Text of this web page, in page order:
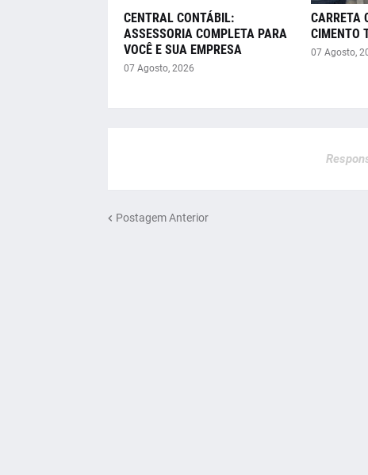
CENTRAL CONTÁBIL:
ASSESSORIA COMPLETA PARA
VOCÊ E SUA EMPRESA
07 Agosto, 2026
CARRETA
CIMENTO
07 Agosto,
Postagem Anterior